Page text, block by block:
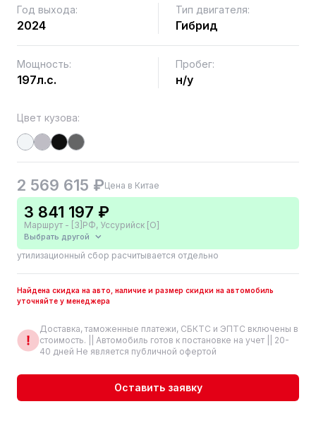
Год выхода:
2024
Тип двигателя:
Гибрид
Мощность:
197л.с.
Пробег:
н/у
Цвет кузова:
2 569 615 ₽Цена в Китае
3 841 197 ₽
Маршрут - [3]РФ, Уссурийск [О]
Выбрать другой
утилизационный сбор расчитывается отдельно
Найдена скидка на авто, наличие и размер скидки на автомобиль
уточняйте у менеджера
Доставка, таможенные платежи, СБКТС и ЭПТС включены в
стоимость. || Автомобиль готов к постановке на учет || 20-
40 дней Не является публичной офертой
Оставить заявку